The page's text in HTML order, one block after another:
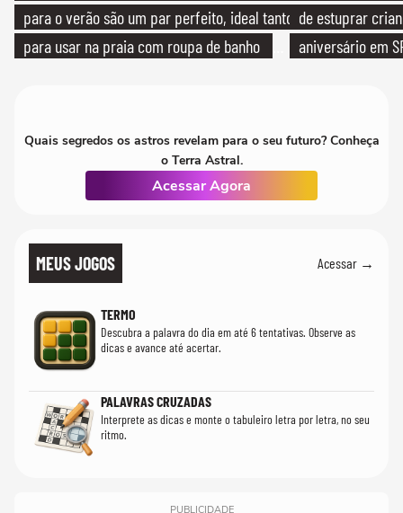
para o verão são um par perfeito, ideal tanto
para usar na praia com roupa de banho
de estuprar
aniversário em
Quais segredos os astros revelam para o seu futuro? Conheça
o Terra Astral.
Acessar Agora
MEUS JOGOS Acessar →
TERMO
Descubra a palavra do dia em até 6 tentativas. Observe as
dicas e avance até acertar.
PALAVRAS CRUZADAS
Interprete as dicas e monte o tabuleiro letra por letra, no seu
ritmo.
PUBLICIDADE